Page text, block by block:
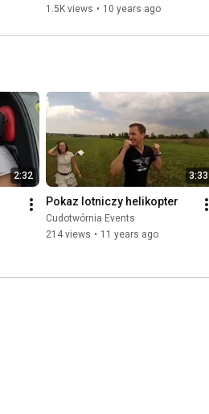
1.5K views • 10 years ago
2:32 3:33
Pokaz lotniczy helikopter
Cudotwórnia Events
214 views • 11 years ago